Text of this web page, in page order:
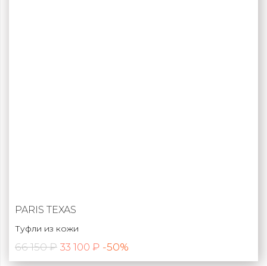
PARIS TEXAS
Туфли из кожи
66 150 ₽ 33 100 ₽ -50%